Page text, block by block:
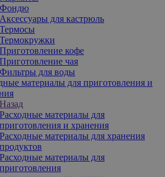
Фондю
Аксессуары для кастрюль
Термосы
Термокружки
Приготовление кофе
Приготовление чая
Фильтры для воды
материалы для приготовления и
Назад
Расходные материалы для
приготовления и хранения
Расходные материалы для хранения
продуктов
Расходные материалы для
приготовления